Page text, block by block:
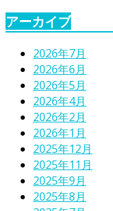
アーカイブ
2026年7月
2026年6月
2026年5月
2026年4月
2026年2月
2026年1月
2025年12月
2025年11月
2025年9月
2025年8月